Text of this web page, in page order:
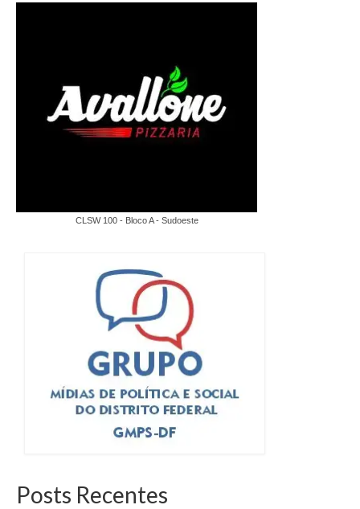
CLSW 100 - Bloco A - Sudoeste
Posts Recentes